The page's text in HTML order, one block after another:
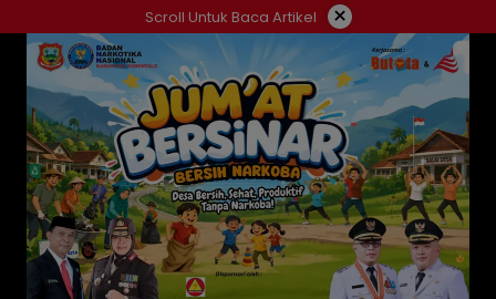
ke
konten
Scroll Untuk Baca Artikel ×